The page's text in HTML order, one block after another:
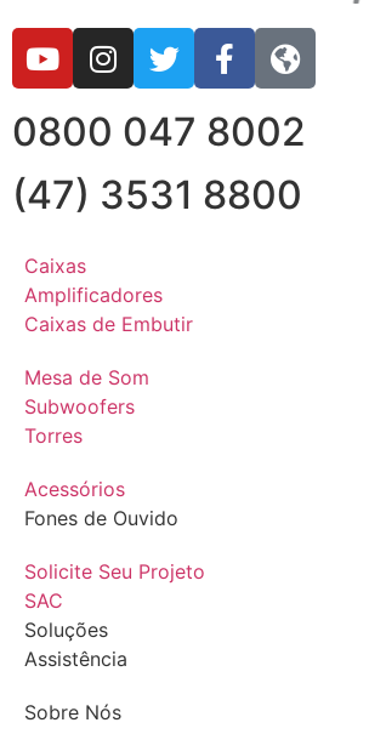
0800 047 8002
(47) 3531 8800
Caixas
Amplificadores
Caixas de Embutir
Mesa de Som
Subwoofers
Torres
Acessórios
Fones de Ouvido
Solicite Seu Projeto
SAC
Soluções
Assistência
Sobre Nós